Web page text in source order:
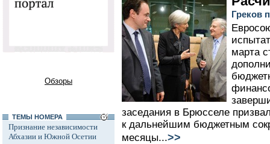
Обзоры
ТЕМЫ НОМЕРА
Признание независимости
Абхазии и Южной Осетии
Греков
марта
заседания в Брюсселе
к дальнейшим бюджетным
месяцы...>>